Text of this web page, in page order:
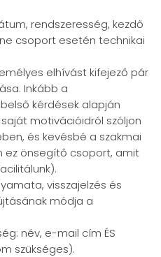
rendszeresség, kezdő
csoport esetén technikai
elhívást kifejező pár
Inkább a
kérdések alapján
motivációidról szóljon
és kevésbé a szakmai
ez önsegítő csoport, amit
visszajelzés és
módja a
név, e-mail cím ÉS
szükséges).